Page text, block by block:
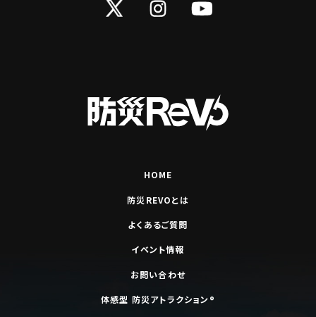
InstagramYouTube
HOME
防災REVOとは
よくあるご質問
イベント情報
お問い合わせ
体感型 防災アトラクション®